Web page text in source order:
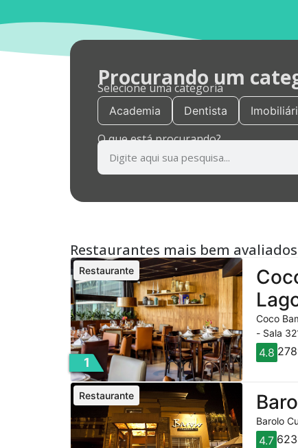
Procurando um
Selecione uma categoria
Academia Dentista
O que está procurando?
Restaurantes mais bem
1
Restaurante
Coco
- Sala
4.8
Restaurante
Barolo
4.7